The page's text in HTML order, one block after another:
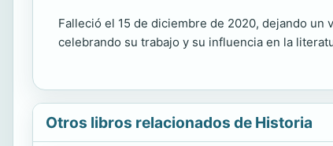
Falleció el 15 de diciembre de 2020, dejando
celebrando su trabajo y su influencia en la
Otros libros relacionados de Historia